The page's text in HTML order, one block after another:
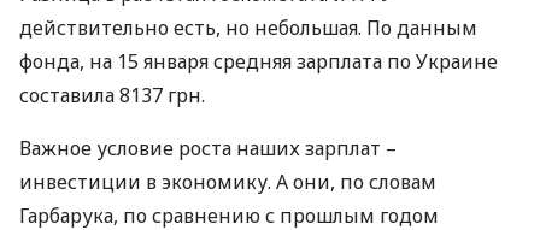
действительно есть, но небольшая. По данным
фонда, на 15 января средняя зарплата по Украине
составила 8137 грн.
Важное условие роста наших зарплат –
инвестиции в экономику. А они, по словам
Гарбарука, по сравнению с прошлым годом